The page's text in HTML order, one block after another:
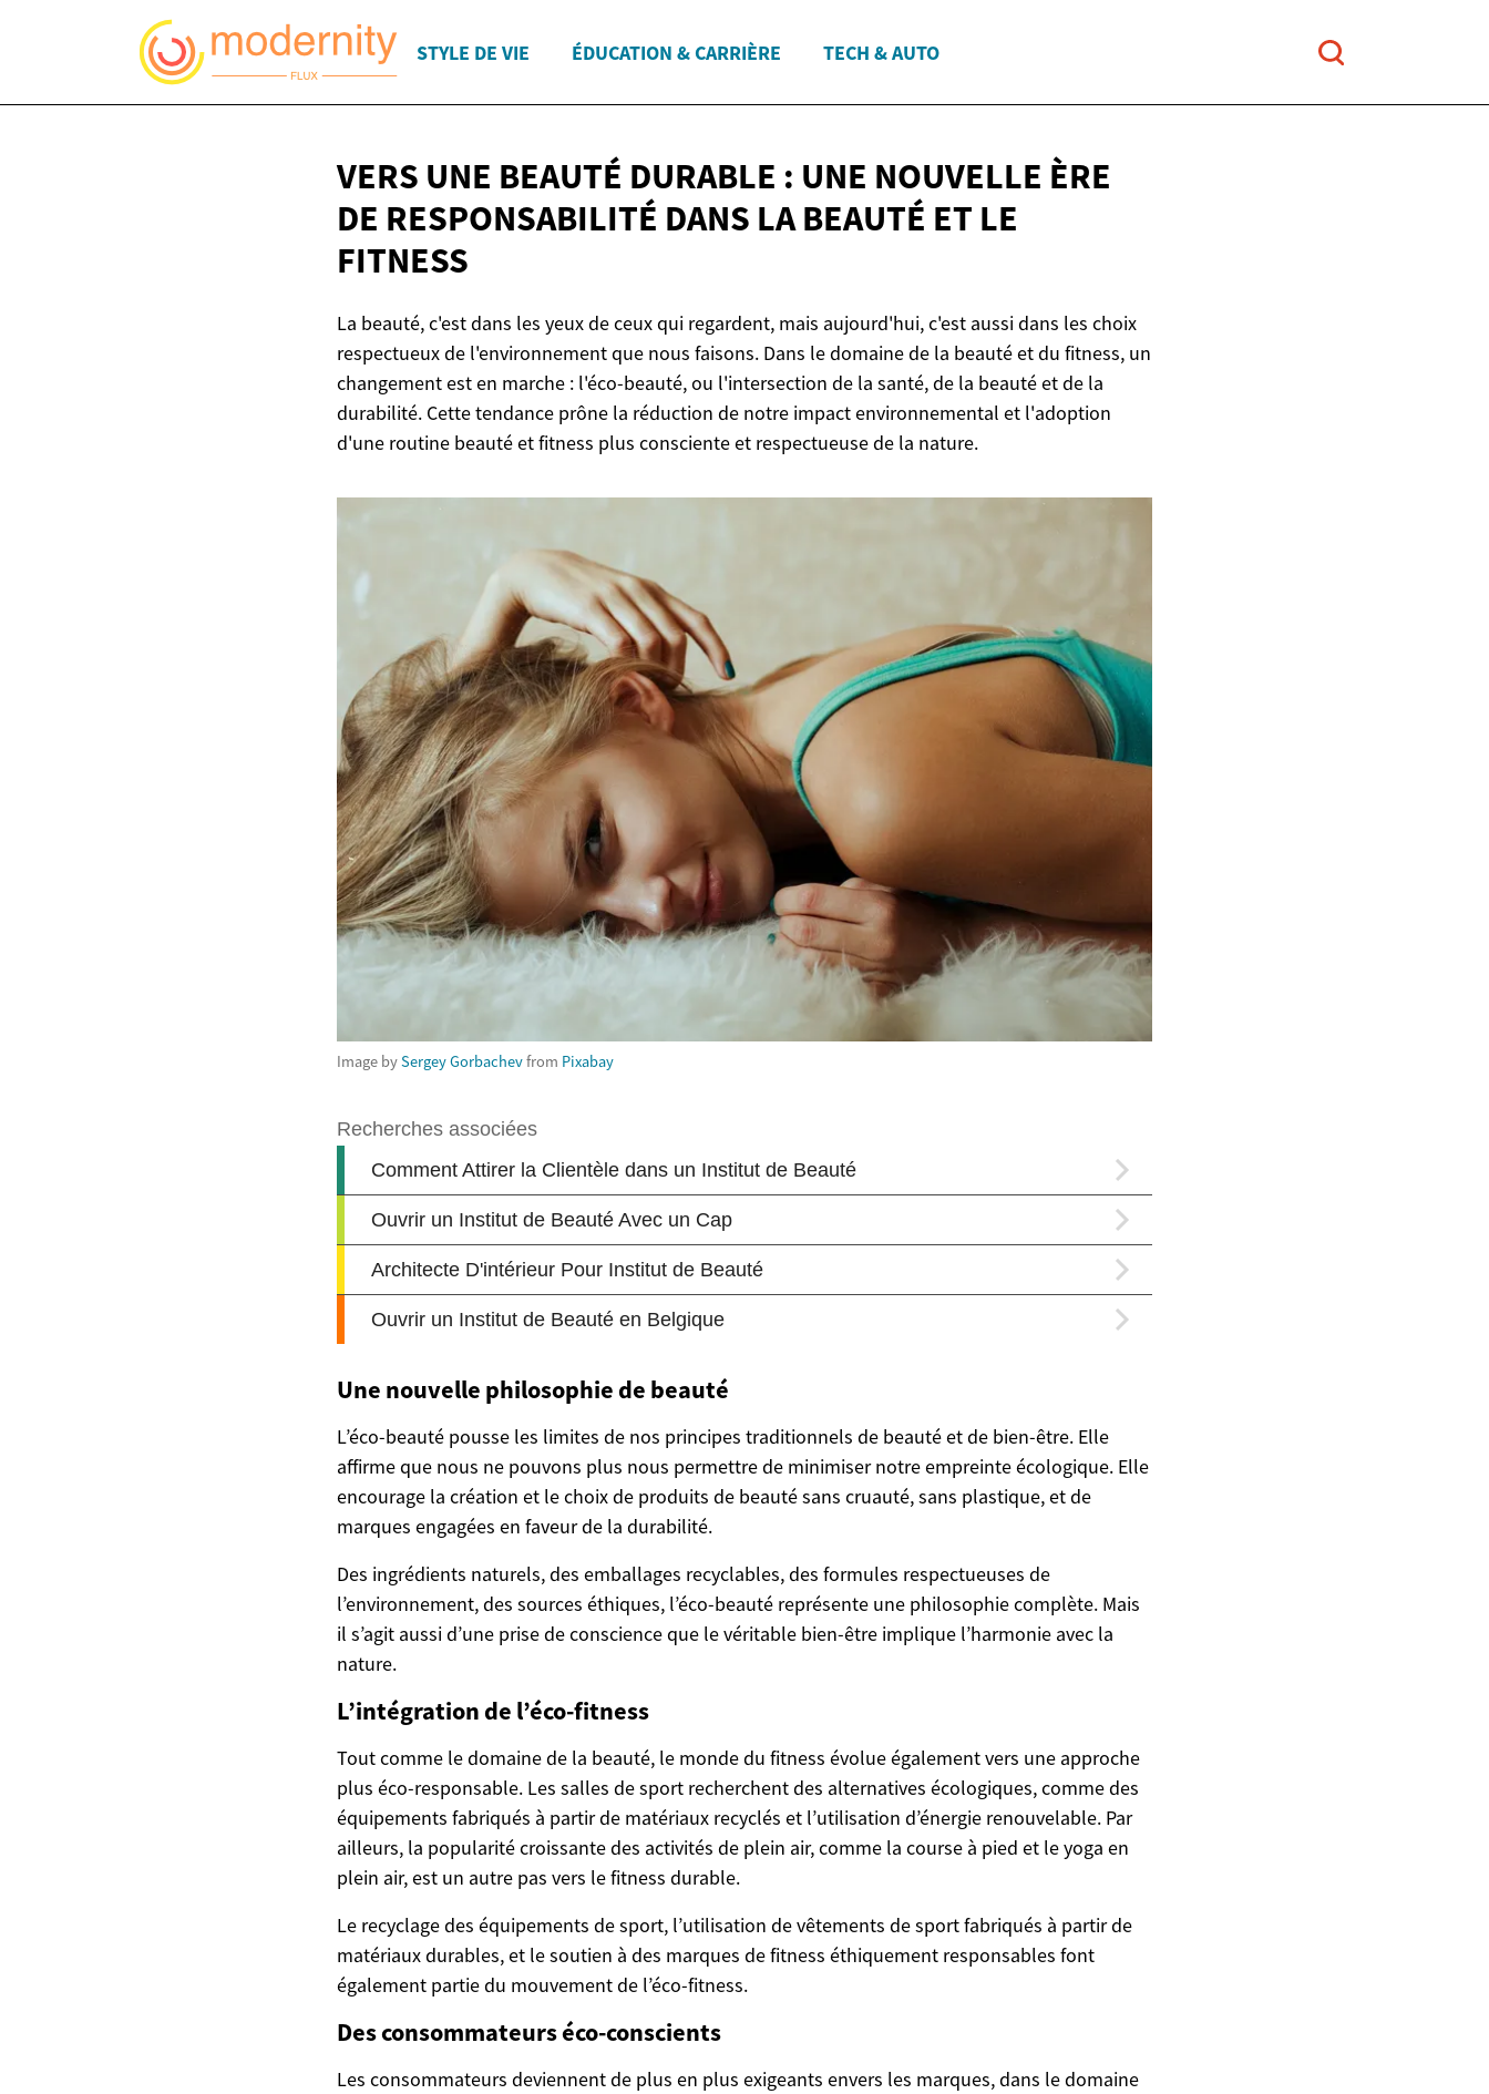
STYLE DE VIE ÉDUCATION & CARRIÈRE TECH & AUTO
VERS UNE BEAUTÉ DURABLE : UNE NOUVELLE ÈRE
DE RESPONSABILITÉ DANS LA BEAUTÉ ET LE
FITNESS
La beauté, c'est dans les yeux de ceux qui regardent, mais aujourd'hui, c'est aussi dans les choix
respectueux de l'environnement que nous faisons. Dans le domaine de la beauté et du fitness, un
changement est en marche : l'éco-beauté, ou l'intersection de la santé, de la beauté et de la
durabilité. Cette tendance prône la réduction de notre impact environnemental et l'adoption
d'une routine beauté et fitness plus consciente et respectueuse de la nature.
Image bySergey Gorbachevfrom Pixabay
Une nouvelle philosophie de beauté
L’éco-beauté pousse les limites de nos principes traditionnels de beauté et de bien-être. Elle
affirme que nous ne pouvons plus nous permettre de minimiser notre empreinte écologique. Elle
encourage la création et le choix de produits de beauté sans cruauté, sans plastique, et de
marques engagées en faveur de la durabilité.
Des ingrédients naturels, des emballages recyclables, des formules respectueuses de
l’environnement, des sources éthiques, l’éco-beauté représente une philosophie complète. Mais
il s’agit aussi d’une prise de conscience que le véritable bien-être implique l’harmonie avec la
nature.
L’intégration de l’éco-fitness
Tout comme le domaine de la beauté, le monde du fitness évolue également vers une approche
plus éco-responsable. Les salles de sport recherchent des alternatives écologiques, comme des
équipements fabriqués à partir de matériaux recyclés et l’utilisation d’énergie renouvelable. Par
ailleurs, la popularité croissante des activités de plein air, comme la course à pied et le yoga en
plein air, est un autre pas vers le fitness durable.
Le recyclage des équipements de sport, l’utilisation de vêtements de sport fabriqués à partir de
matériaux durables, et le soutien à des marques de fitness éthiquement responsables font
également partie du mouvement de l’éco-fitness.
Des consommateurs éco-conscients
Les consommateurs deviennent de plus en plus exigeants envers les marques, dans le domaine